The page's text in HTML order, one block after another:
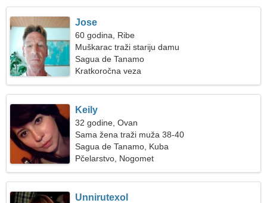
Jose
60 godina, Ribe
Muškarac traži stariju damu
Sagua de Tanamo
Kratkoročna veza
Keily
32 godine, Ovan
Sama žena traži muža 38-40
Sagua de Tanamo, Kuba
Pčelarstvo, Nogomet
Unnirutexol